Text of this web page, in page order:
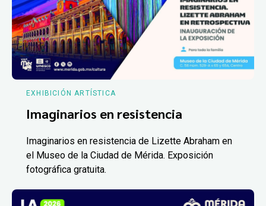
EXHIBICIÓN ARTÍSTICA
Imaginarios en resistencia
Imaginarios en resistencia de Lizette Abraham en
el Museo de la Ciudad de Mérida. Exposición
fotográfica gratuita.